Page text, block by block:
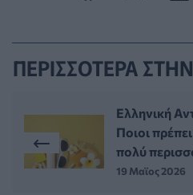
ΠΕΡΙΣΣΟΤΕΡΑ
Ελληνική
Ποιοι
πολύ
19 Μαϊος 2026